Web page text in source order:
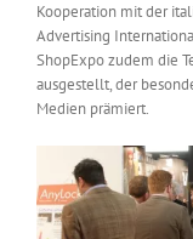
Kooperation mit der
Advertising
ShopExpo zudem die
ausgestellt, der
Medien prämiert.